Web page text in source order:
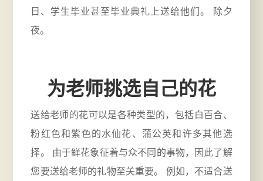
日、学生毕业甚至毕业典礼上送给他们。 除夕
夜。
为老师挑选自己的花
送给老师的花可以是各种类型的，包括白百合、
粉红色和紫色的水仙花、蒲公英和许多其他选
择。 由于鲜花象征着与众不同的事物，因此了解
您要送给老师的礼物至关重要。 例如，不适合送